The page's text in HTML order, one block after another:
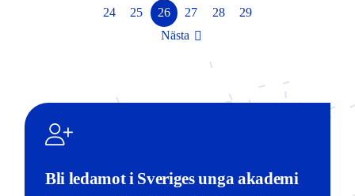
24
25 26 27 28
29
Nästa
Bli ledamot i Sveriges unga akademi